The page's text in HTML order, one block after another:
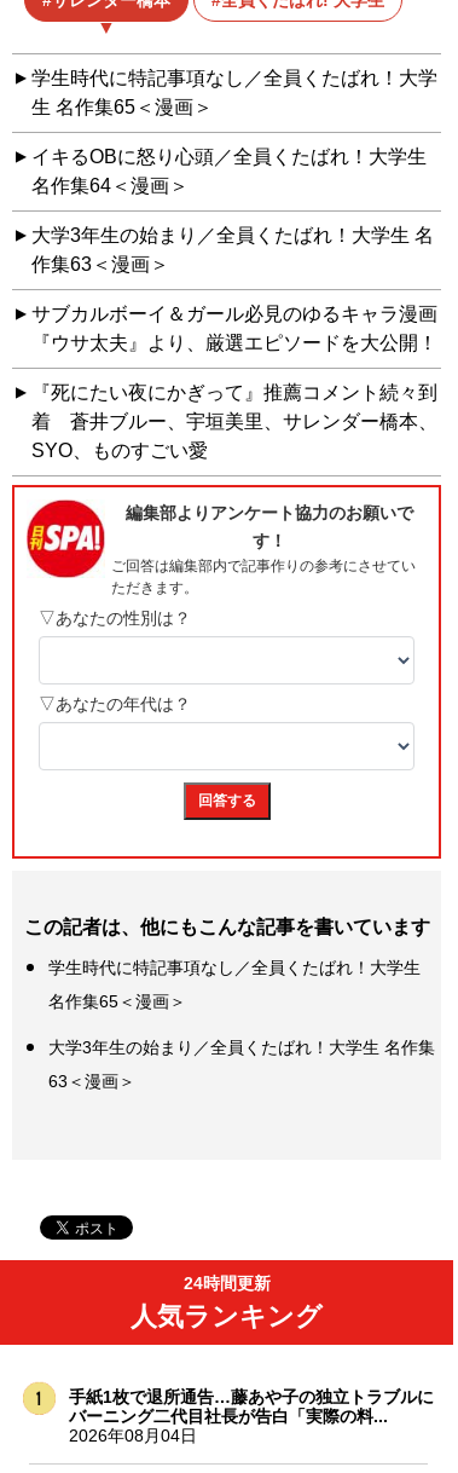
学生時代に特記事項なし／全員くたばれ！大学
生 名作集65＜漫画＞
イキるOBに怒り心頭／全員くたばれ！大学生
名作集64＜漫画＞
大学3年生の始まり／全員くたばれ！大学生 名
作集63＜漫画＞
サブカルボーイ＆ガール必見のゆるキャラ漫画
『ウサ太夫』より、厳選エピソードを大公開！
『死にたい夜にかぎって』推薦コメント続々到
着 蒼井ブルー、宇垣美里、サレンダー橋本、
SYO、ものすごい愛
この記者は、他にもこんな記事を書いています
学生時代に特記事項なし／全員くたばれ！大学生
名作集65＜漫画＞
大学3年生の始まり／全員くたばれ！大学生 名作集
63＜漫画＞
24時間更新
人気ランキング
手紙1枚で退所通告…藤あや子の独立トラブルに
バーニング二代目社長が告白「実際の料...
2026年08月04日